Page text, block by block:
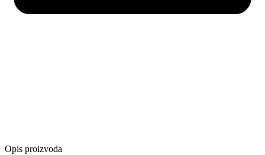
Opis proizvoda